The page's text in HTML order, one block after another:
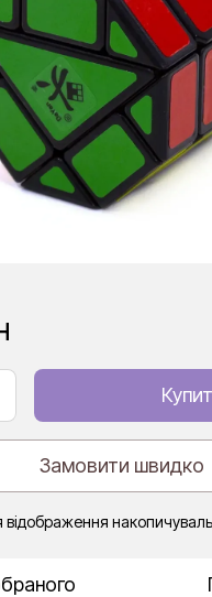
Замовити швидко
відображення